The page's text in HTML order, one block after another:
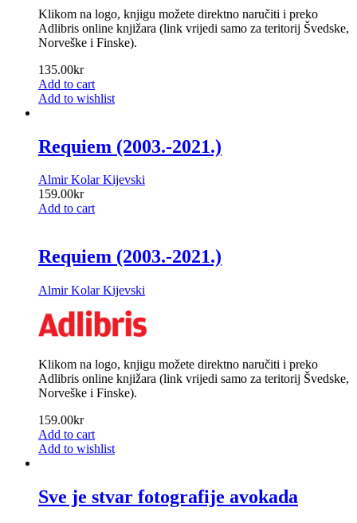
Klikom na logo, knjigu možete direktno naručiti i preko
Adlibris online knjižara (link vrijedi samo za teritorij Švedske,
Norveške i Finske).
135.00kr
Add to cart
Add to wishlist
Requiem (2003.-2021.)
Almir Kolar Kijevski
159.00kr
Add to cart
Requiem (2003.-2021.)
Almir Kolar Kijevski
Klikom na logo, knjigu možete direktno naručiti i preko
Adlibris online knjižara (link vrijedi samo za teritorij Švedske,
Norveške i Finske).
159.00kr
Add to cart
Add to wishlist
Sve je stvar fotografije avokada